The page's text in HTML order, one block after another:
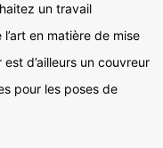
un travail
en matière de mise
d’ailleurs un couvreur
pour les poses de